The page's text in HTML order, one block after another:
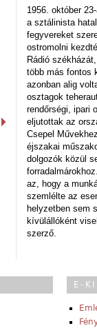
1956. október
a sztálinista
fegyvereket
ostromolni
Rádió
több más fontos
azonban alig
osztagok
rendőrségi, ipari
eljutottak az
Csepel
éjszakai
dolgozók közül
az, hogy a
szemlélte az
helyzetben sem
kívülállóként
szerző.
E-